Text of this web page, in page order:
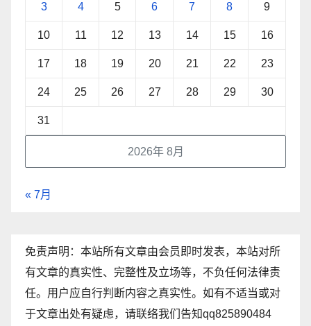
2026年 8月
3 4 5 6 7 8 9
10 11 12 13 14 15 16
17 18 19 20 21 22 23
24 25 26 27 28 29 30
31
« 7月
免责声明：本站所有文章由会员即时发表，本站对所
有文章的真实性、完整性及立场等，不负任何法律责
任。用户应自行判断内容之真实性。如有不适当或对
于文章出处有疑虑，请联络我们告知qq825890484